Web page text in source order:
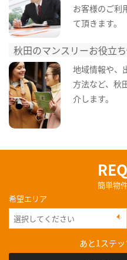
お客様のご利
て頂きます。
秋田のマンスリーお役立
地域情報や、
方法など、秋
介します。
簡単物
希望エリア
あと1ステッ